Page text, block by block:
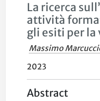
La ricerca
attività
gli esiti per la
Massimo
2023
Abstract